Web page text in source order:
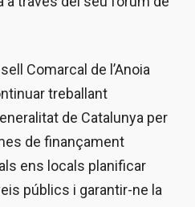
Comarcal de l’Anoia
treballant
de Catalunya per
de finançament
ens locals planificar
públics i garantir-ne la